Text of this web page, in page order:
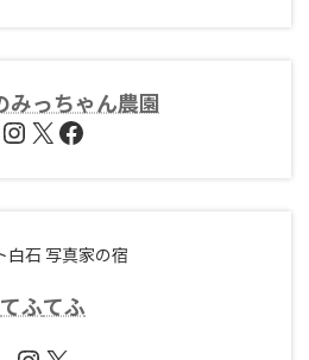
みっちゃん農園
Instagram
X Facebook
白石 写真家の宿
てふてふ